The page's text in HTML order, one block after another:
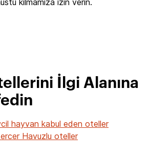
kılmamıza izin verin.
İlgi Alanına
hayvan kabul eden oteller
Havuzlu oteller